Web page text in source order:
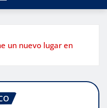
un nuevo lugar en